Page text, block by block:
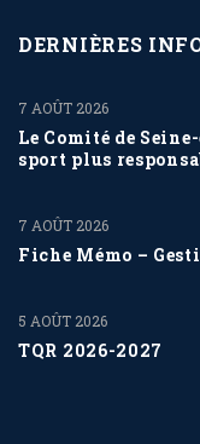
DERNIÈRES
Le Comité de
sport plus
7 AOÛT 2026
Fiche Mémo –
7 AOÛT 2026
TQR 2026-2027
5 AOÛT 2026